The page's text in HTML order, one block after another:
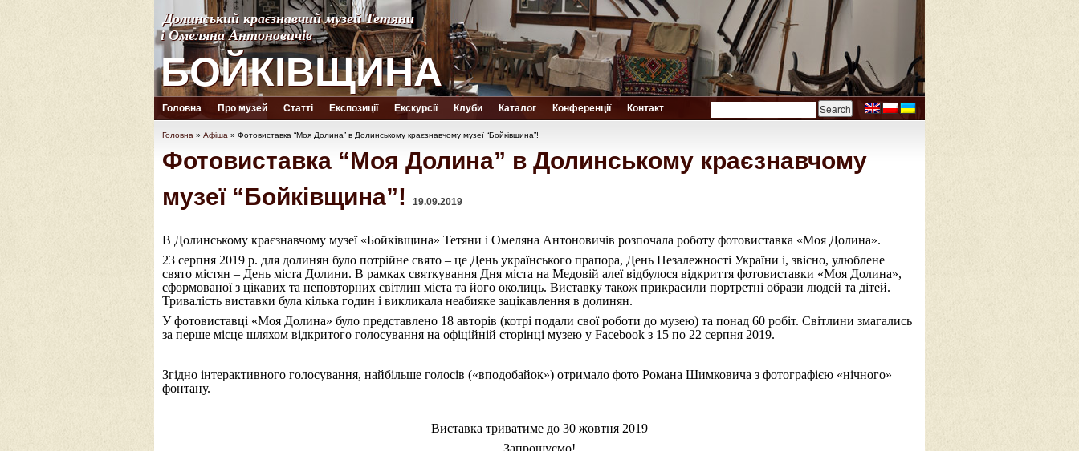
Долинський краєзнавчий музей Тетяни
і Омеляна Антоновичів
БОЙКІВЩИНА
Долинський краєзнавчий музей Тетяни
і Омеляна Антоновичів
БОЙКІВЩИНА
Головна Про музей Статті Експозиції Екскурсії Клуби Каталог Конференції Контакт
Головна » Афіша » Фотовиставка “Моя Долина” в Долинському краєзнавчому музеї “Бойківщина”!
Фотовиставка “Моя Долина” в Долинському краєзнавчому
музеї “Бойківщина”!
19.09.2019
В Долинському краєзнавчому музеї «Бойківщина» Тетяни і Омеляна Антоновичів розпочала роботу фотовиставка «Моя Долина».
23 серпня 2019 р. для долинян було потрійне свято – це День українського прапора, День Незалежності України і, звісно, улюблене
свято містян – День міста Долини. В рамках святкування Дня міста на Медовій алеї відбулося відкриття фотовиставки «Моя Долина»,
сформованої з цікавих та неповторних світлин міста та його околиць. Виставку також прикрасили портретні образи людей та дітей.
Тривалість виставки була кілька годин і викликала неабияке зацікавлення в долинян.
У фотовиставці «Моя Долина» було представлено 18 авторів (котрі подали свої роботи до музею) та понад 60 робіт. Світлини змагались
за перше місце шляхом відкритого голосування на офіційній сторінці музею у Facebook з 15 по 22 серпня 2019.
Згідно інтерактивного голосування, найбільше голосів («вподобайок») отримало фото Романа Шимковича з фотографією «нічного»
фонтану.
Виставка триватиме до 30 жовтня 2019
Запрошуємо!